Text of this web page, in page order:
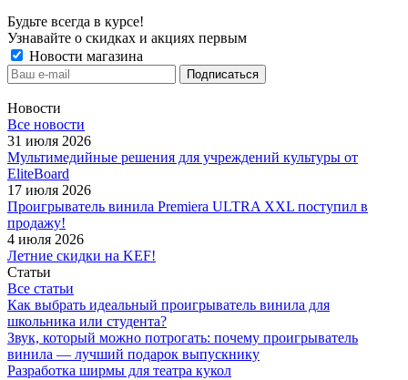
Будьте всегда в курсе!
Узнавайте о скидках и акциях первым
Новости магазина
Новости
Все новости
31 июля 2026
Мультимедийные решения для учреждений культуры от
EliteBoard
17 июля 2026
Проигрыватель винила Premiera ULTRA XXL поступил в
продажу!
4 июля 2026
Летние скидки на KEF!
Статьи
Все статьи
Как выбрать идеальный проигрыватель винила для
школьника или студента?
Звук, который можно потрогать: почему проигрыватель
винила — лучший подарок выпускнику
Разработка ширмы для театра кукол